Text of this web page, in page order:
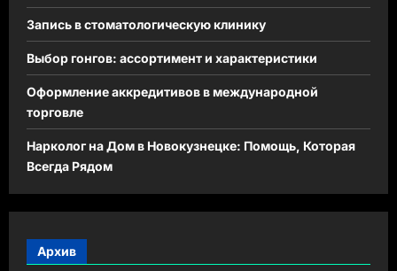
Запись в стоматологическую клинику
Выбор гонгов: ассортимент и характеристики
Оформление аккредитивов в международной
торговле
Нарколог на Дом в Новокузнецке: Помощь, Которая
Всегда Рядом
Архив